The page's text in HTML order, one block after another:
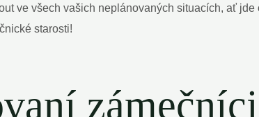
ve všech vašich neplánovaných situacích, ať jde
starosti!